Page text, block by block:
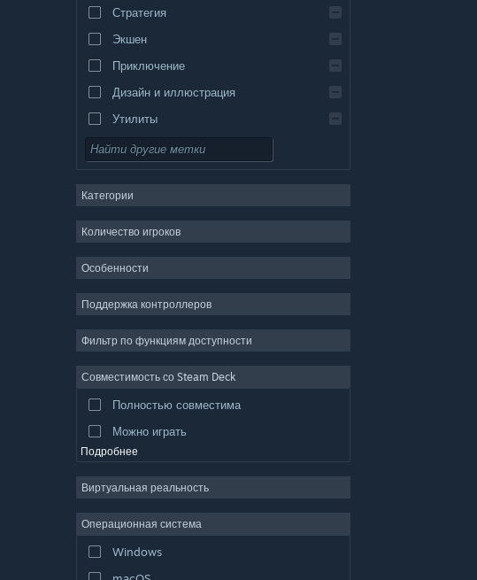
Стратегия
Экшен
Приключение
Дизайн и иллюстрация
Утилиты
Бесплатная игра
ММО
Симулятор
Видеопродакшн
Обработка фото
Категории
Количество игроков
Особенности
Поддержка контроллеров
Фильтр по функциям доступности
Совместимость со Steam Deck
Полностью совместима
Можно играть
Подробнее
Виртуальная реальность
Операционная система
Windows